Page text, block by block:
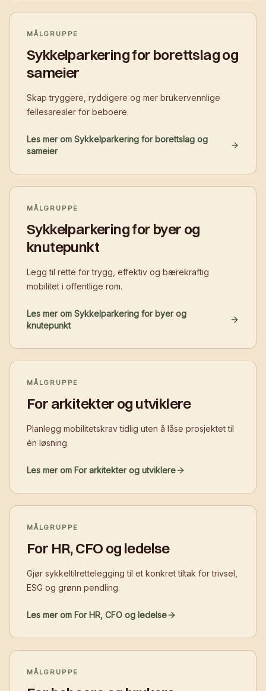
MÅLGRUPPE
Sykkelparkering for borettslag og
sameier
Skap tryggere, ryddigere og mer brukervennlige
fellesarealer for beboere.
Les mer om Sykkelparkering for borettslag og
sameier
MÅLGRUPPE
Sykkelparkering for byer og
knutepunkt
Legg til rette for trygg, effektiv og bærekraftig
mobilitet i offentlige rom.
Les mer om Sykkelparkering for byer og
knutepunkt
MÅLGRUPPE
For arkitekter og utviklere
Planlegg mobilitetskrav tidlig uten å låse prosjektet til
én løsning.
Les mer om For arkitekter og utviklere
MÅLGRUPPE
For HR, CFO og ledelse
Gjør sykkeltilrettelegging til et konkret tiltak for trivsel,
ESG og grønn pendling.
Les mer om For HR, CFO og ledelse
MÅLGRUPPE